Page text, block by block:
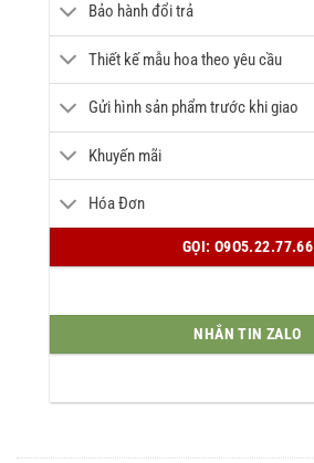
Bảo hành đổi trả
Thiết kế mẫu hoa theo yêu cầu
Gửi hình sản phẩm trước khi giao
Khuyến mãi
Hóa Đơn
GỌI: O9O5.22.77.66
NHẮN TIN ZALO